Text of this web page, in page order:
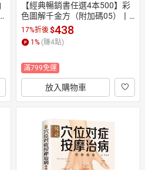
【經典暢銷書任選4本500】彩
色圖解千金方（附加碼05）丨
天龍圖書簡體字專賣店丨97875
3088699102 (tl2605_中智)
17%折後$438
1% (賺4點)
滿799免運
放入購物車